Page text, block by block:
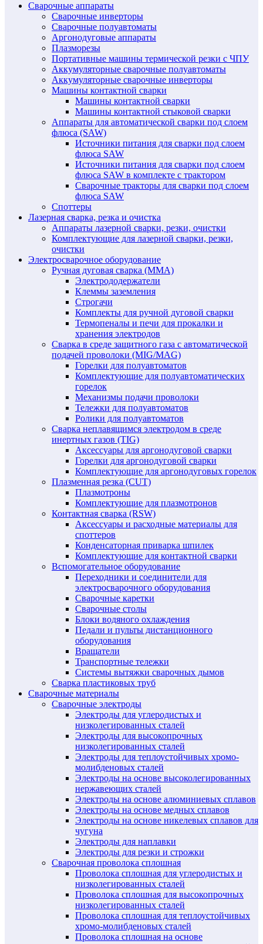
Сварочные аппараты
Сварочные инверторы
Сварочные полуавтоматы
Аргонодуговые аппараты
Плазморезы
Портативные машины термической резки с ЧПУ
Аккумуляторные сварочные полуавтоматы
Аккумуляторные сварочные инверторы
Машины контактной сварки
Машины контактной сварки
Машины контактной стыковой сварки
Аппараты для автоматической сварки под слоем
флюса (SAW)
Источники питания для сварки под слоем
флюса SAW
Источники питания для сварки под слоем
флюса SAW в комплекте с трактором
Сварочные тракторы для сварки под слоем
флюса SAW
Споттеры
Лазерная сварка, резка и очистка
Аппараты лазерной сварки, резки, очистки
Комплектующие для лазерной сварки, резки,
очистки
Электросварочное оборудование
Ручная дуговая сварка (MMA)
Электрододержатели
Клеммы заземления
Строгачи
Комплекты для ручной дуговой сварки
Термопеналы и печи для прокалки и
хранения электродов
Сварка в среде защитного газа с автоматической
подачей проволоки (MIG/MAG)
Горелки для полуавтоматов
Комплектующие для полуавтоматических
горелок
Механизмы подачи проволоки
Тележки для полуавтоматов
Ролики для полуавтоматов
Сварка неплавящимся электродом в среде
инертных газов (TIG)
Аксессуары для аргонодуговой сварки
Горелки для аргонодуговой сварки
Комплектующие для аргонодуговых горелок
Плазменная резка (CUT)
Плазмотроны
Комплектующие для плазмотронов
Контактная сварка (RSW)
Аксессуары и расходные материалы для
споттеров
Конденсаторная приварка шпилек
Комплектующие для контактной сварки
Вспомогательное оборудование
Переходники и соединители для
электросварочного оборудования
Сварочные каретки
Сварочные столы
Блоки водяного охлаждения
Педали и пульты дистанционного
оборудования
Вращатели
Транспортные тележки
Системы вытяжки сварочных дымов
Сварка пластиковых труб
Сварочные материалы
Сварочные электроды
Электроды для углеродистых и
низколегированных сталей
Электроды для высокопрочных
низколегированных сталей
Электроды для теплоустойчивых хромо-
молибденовых сталей
Электроды на основе высоколегированных
нержавеющих сталей
Электроды на основе алюминиевых сплавов
Электроды на основе медных сплавов
Электроды на основе никелевых сплавов для
чугуна
Электроды для наплавки
Электроды для резки и строжки
Сварочная проволока сплошная
Проволока сплошная для углеродистых и
низколегированных сталей
Проволока сплошная для высокопрочных
низколегированных сталей
Проволока сплошная для теплоустойчивых
хромо-молибденовых сталей
Проволока сплошная на основе